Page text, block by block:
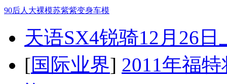
90后人大裸模苏紫紫变身车模
天语SX4锐骑12月26
[国际业界] 2011年福